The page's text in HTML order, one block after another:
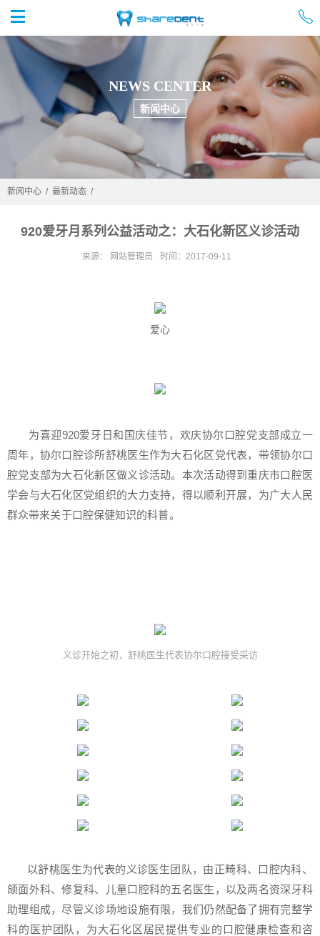
 
NEWS CENTER
新闻中心
新闻中心 / 最新动态 /
920爱牙月系列公益活动之：大石化新区义诊活动
来源： 网站管理员 时间：2017-09-11
爱心
为喜迎920爱牙日和国庆佳节，欢庆协尔口腔党支部成立一
周年，协尔口腔诊所舒桃医生作为大石化区党代表，带领协尔口
腔党支部为大石化新区做义诊活动。本次活动得到重庆市口腔医
学会与大石化区党组织的大力支持，得以顺利开展，为广大人民
群众带来关于口腔保健知识的科普。
义诊开始之初，舒桃医生代表协尔口腔接受采访
以舒桃医生为代表的义诊医生团队，由正畸科、口腔内科、
颌面外科、修复科、儿童口腔科的五名医生，以及两名资深牙科
助理组成，尽管义诊场地设施有限，我们仍然配备了拥有完整学
科的医护团队，为大石化区居民提供专业的口腔健康检查和咨